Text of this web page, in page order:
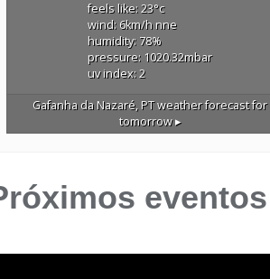
feels like: 23°c
wind: 6km/h nne
humidity: 78%
pressure: 1020.32mbar
uv index: 2
Gafanha da Nazaré, PTweather forecast for
tomorrow ▸
eventos